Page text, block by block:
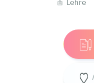
Lehre